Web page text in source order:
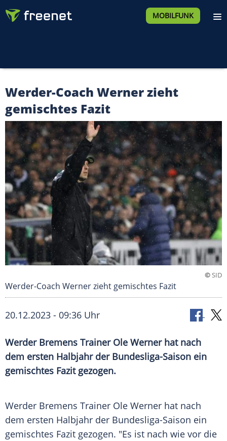
MOBILFUNK
Werder-Coach Werner zieht
gemischtes Fazit
©SID
Werder-Coach Werner zieht gemischtes Fazit
20.12.2023 - 09:36 Uhr
Werder Bremens Trainer Ole Werner hat nach
dem ersten Halbjahr der Bundesliga-Saison ein
gemischtes Fazit gezogen.
Werder Bremens Trainer Ole Werner hat nach
dem ersten Halbjahr der Bundesliga-Saison ein
gemischtes Fazit gezogen. "Es ist nach wie vor die